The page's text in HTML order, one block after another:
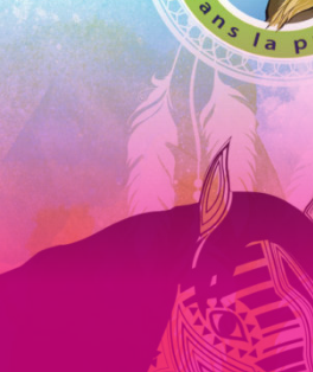
Aller
au
contenu
principal